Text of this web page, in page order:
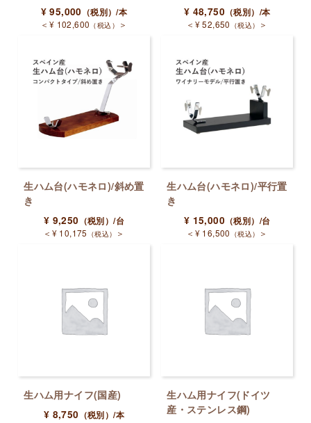
¥ 95,000 （税別）/本
＜ ¥ 102,600 （税込） ＞
¥ 48,750 （税別） /本
＜ ¥52,650 （税込） ＞
生ハム台(ハモネロ)/斜め置
き
¥ 9,250 （税別）/台
＜ ¥10,175 （税込） ＞
生ハム台(ハモネロ)/平行置
き
¥ 15,000 （税別） /台
＜ ¥ 16,500 （税込） ＞
生ハム用ナイフ(国産)
¥ 8,750 （税別）/本
生ハム用ナイフ(ドイツ
産・ステンレス鋼)